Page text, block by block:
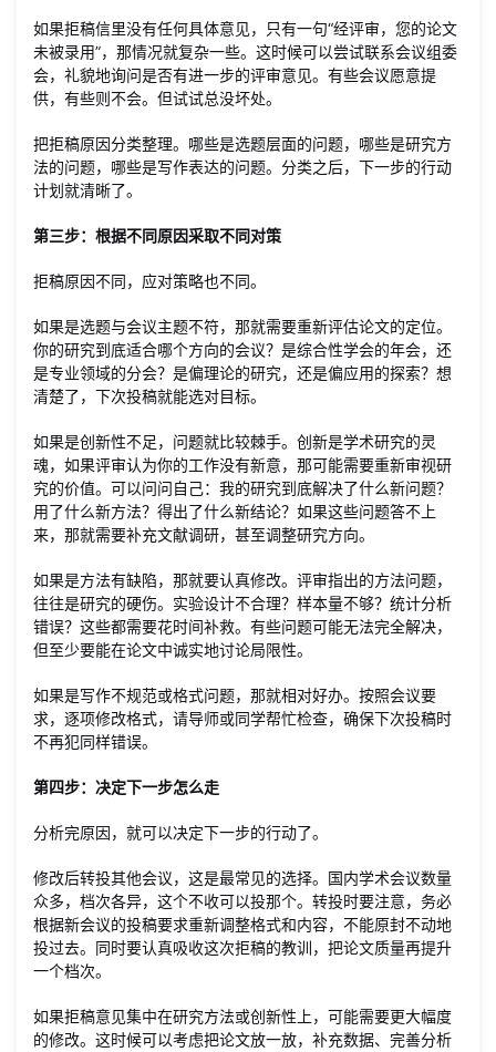
如果拒稿信里没有任何具体意见，只有一句“经评审，您的论文
未被录用”，那情况就复杂一些。这时候可以尝试联系会议组委
会，礼貌地询问是否有进一步的评审意见。有些会议愿意提
供，有些则不会。但试试总没坏处。
把拒稿原因分类整理。哪些是选题层面的问题，哪些是研究方
法的问题，哪些是写作表达的问题。分类之后，下一步的行动
计划就清晰了。
第三步：根据不同原因采取不同对策
拒稿原因不同，应对策略也不同。
如果是选题与会议主题不符，那就需要重新评估论文的定位。
你的研究到底适合哪个方向的会议？是综合性学会的年会，还
是专业领域的分会？是偏理论的研究，还是偏应用的探索？想
清楚了，下次投稿就能选对目标。
如果是创新性不足，问题就比较棘手。创新是学术研究的灵
魂，如果评审认为你的工作没有新意，那可能需要重新审视研
究的价值。可以问问自己：我的研究到底解决了什么新问题？
用了什么新方法？得出了什么新结论？如果这些问题答不上
来，那就需要补充文献调研，甚至调整研究方向。
如果是方法有缺陷，那就要认真修改。评审指出的方法问题，
往往是研究的硬伤。实验设计不合理？样本量不够？统计分析
错误？这些都需要花时间补救。有些问题可能无法完全解决，
但至少要能在论文中诚实地讨论局限性。
如果是写作不规范或格式问题，那就相对好办。按照会议要
求，逐项修改格式，请导师或同学帮忙检查，确保下次投稿时
不再犯同样错误。
第四步：决定下一步怎么走
分析完原因，就可以决定下一步的行动了。
修改后转投其他会议，这是最常见的选择。国内学术会议数量
众多，档次各异，这个不收可以投那个。转投时要注意，务必
根据新会议的投稿要求重新调整格式和内容，不能原封不动地
投过去。同时要认真吸收这次拒稿的教训，把论文质量再提升
一个档次。
如果拒稿意见集中在研究方法或创新性上，可能需要更大幅度
的修改。这时候可以考虑把论文放一放，补充数据、完善分析